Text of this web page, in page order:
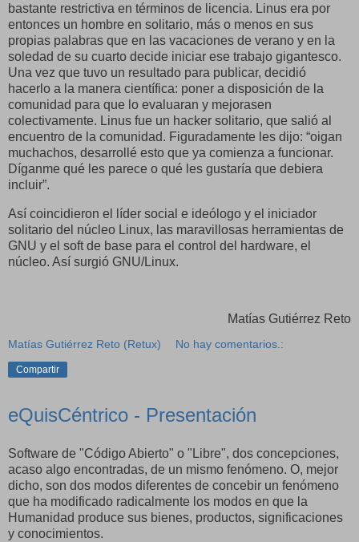
bastante restrictiva en términos de licencia. Linus era por
entonces un hombre en solitario, más o menos en sus
propias palabras que en las vacaciones de verano y en la
soledad de su cuarto decide iniciar ese trabajo gigantesco.
Una vez que tuvo un resultado para publicar, decidió
hacerlo a la manera científica: poner a disposición de la
comunidad para que lo evaluaran y mejorasen
colectivamente. Linus fue un hacker solitario, que salió al
encuentro de la comunidad. Figuradamente les dijo: “oigan
muchachos, desarrollé esto que ya comienza a funcionar.
Díganme qué les parece o qué les gustaría que debiera
incluir”.
Así coincidieron el líder social e ideólogo y el iniciador
solitario del núcleo Linux, las maravillosas herramientas de
GNU y el soft de base para el control del hardware, el
núcleo. Así surgió GNU/Linux.
Matías Gutiérrez Reto
Matías Gutiérrez Reto (Retux) No hay comentarios.:
Compartir
eQuisCéntrico - Presentación
Software de "Código Abierto" o "Libre", dos concepciones,
acaso algo encontradas, de un mismo fenómeno. O, mejor
dicho, son dos modos diferentes de concebir un fenómeno
que ha modificado radicalmente los modos en que la
Humanidad produce sus bienes, productos, significaciones
y conocimientos.